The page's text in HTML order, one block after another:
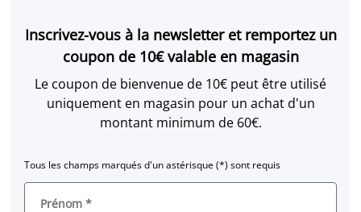
Inscrivez-vous à la newsletter et remportez un
coupon de 10€ valable en magasin
Le coupon de bienvenue de 10€ peut être utilisé
uniquement en magasin pour un achat d'un
montant minimum de 60€.
Tous les champs marqués d'un astérisque (*) sont requis
Prénom *